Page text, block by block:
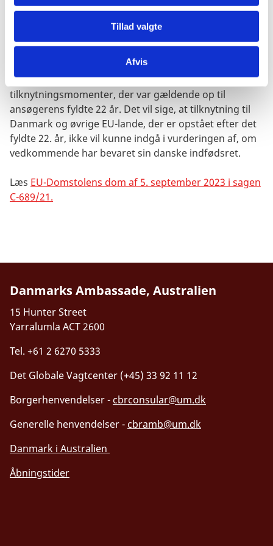
Tillad valgte
Afvis
tilknytning til en anden EU-medlemsstat end Danmark
inden det fyldte 22. år.
Udlændinge- og Integrationsministeriet vil ved
behandlingen af genoptagne sager lægge vægt på de
faktiske omstændigheder, herunder
tilknytningsmomenter, der var gældende op til
ansøgerens fyldte 22 år. Det vil sige, at tilknytning til
Danmark og øvrige EU-lande, der er opstået efter det
fyldte 22. år, ikke vil kunne indgå i vurderingen af, om
vedkommende har bevaret sin danske indfødsret.
Læs EU-Domstolens dom af 5. september 2023 i sagen
C-689/21.
Danmarks Ambassade, Australien
15 Hunter Street
Yarralumla ACT 2600
Tel. +61 2 6270 5333
Det Globale Vagtcenter (+45) 33 92 11 12
Borgerhenvendelser - cbrconsular@um.dk
Generelle henvendelser - cbramb@um.dk
Danmark i Australien
Åbningstider